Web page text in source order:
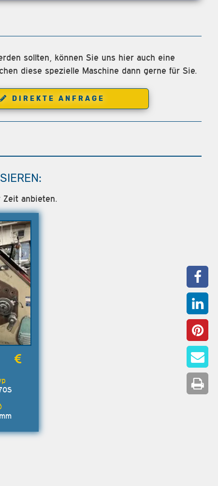
sollten, können Sie uns hier auch eine
diese spezielle Maschine dann gerne für Sie.
DIREKTE ANFRAGE
anbieten.